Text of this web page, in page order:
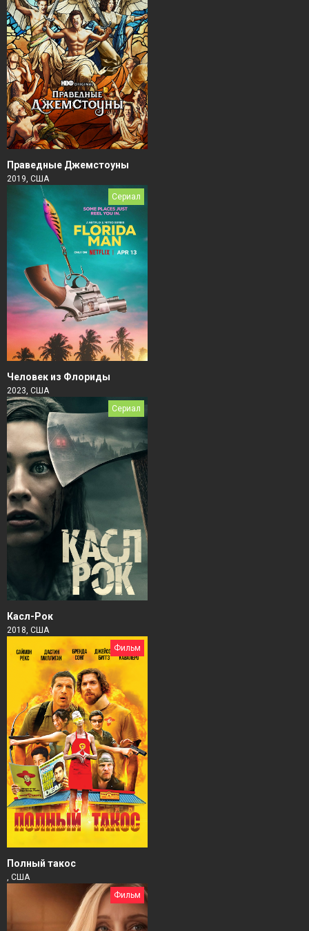
Праведные Джемстоуны
2019, США
Сериал
Человек из Флориды
2023, США
Сериал
Касл-Рок
2018, США
Фильм
Полный такос
, США
Фильм